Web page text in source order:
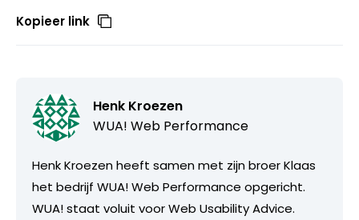
Kopieer link
Henk Kroezen
WUA! Web Performance
Henk Kroezen heeft samen met zijn broer Klaas
het bedrijf WUA! Web Performance opgericht.
WUA! staat voluit voor Web Usability Advice.